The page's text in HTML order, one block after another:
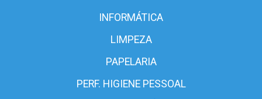
INFORMÁTICA
LIMPEZA
PAPELARIA
PERF. HIGIENE PESSOAL